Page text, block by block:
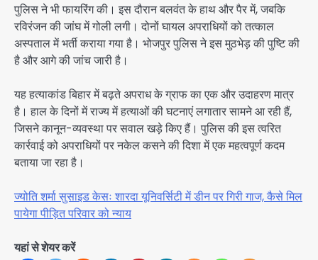
पुलिस ने भी फायरिंग की। इस दौरान बलवंत के हाथ और पैर में, जबकि
रविरंजन की जांघ में गोली लगी। दोनों घायल अपराधियों को तत्काल
अस्पताल में भर्ती कराया गया है। भोजपुर पुलिस ने इस मुठभेड़ की पुष्टि की
है और आगे की जांच जारी है।
यह हत्याकांड बिहार में बढ़ते अपराध के ग्राफ का एक और उदाहरण मात्र
है। हाल के दिनों में राज्य में हत्याओं की घटनाएं लगातार सामने आ रही हैं,
जिसने कानून-व्यवस्था पर सवाल खड़े किए हैं। पुलिस की इस त्वरित
कार्रवाई को अपराधियों पर नकेल कसने की दिशा में एक महत्वपूर्ण कदम
बताया जा रहा है।
ज्योति शर्मा सुसाइड केसः शारदा यूनिवर्सिटी में डीन पर गिरी गाज, कैसे मिल
पायेगा पीड़ित परिवार को न्याय
यहां से शेयर करें